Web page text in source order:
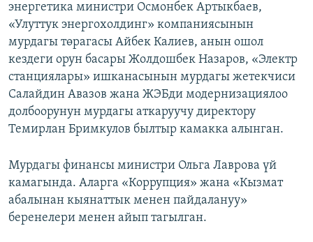
энергетика министри Осмонбек Артыкбаев,
«Улуттук энергохолдинг» компаниясынын
мурдагы төрагасы Айбек Калиев, анын ошол
кездеги орун басары Жолдошбек Назаров, «Электр
станциялары» ишканасынын мурдагы жетекчиси
Салайдин Авазов жана ЖЭБди модернизациялоо
долбоорунун мурдагы аткаруучу директору
Темирлан Бримкулов былтыр камакка алынган.
Мурдагы финансы министри Ольга Лаврова үй
камагында. Аларга «Коррупция» жана «Кызмат
абалынан кыянаттык менен пайдалануу»
беренелери менен айып тагылган.